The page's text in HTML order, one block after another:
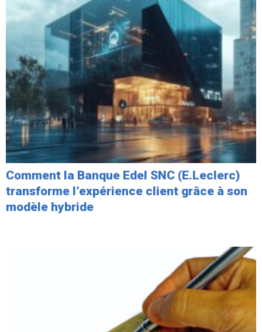
Comment la Banque Edel SNC (E.Leclerc)
transforme l’expérience client grâce à son
modèle hybride